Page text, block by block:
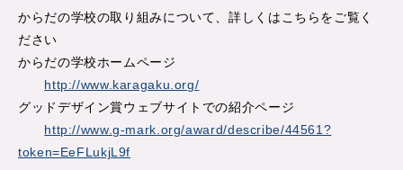
からだの学校の取り組みについて、詳しくはこちらをご覧く
ださい
からだの学校ホームページ
http://www.karagaku.org/
グッドデザイン賞ウェブサイトでの紹介ページ
http://www.g-mark.org/award/describe/44561?
token=EeFLukjL9f